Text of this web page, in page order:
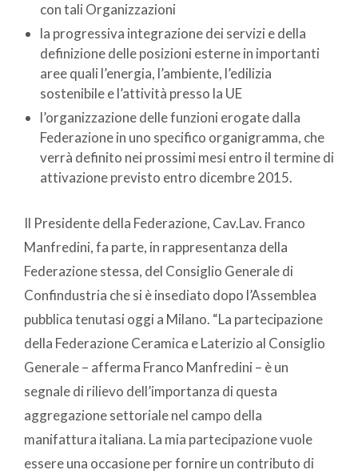
con tali Organizzazioni
la progressiva integrazione dei servizi e della
definizione delle posizioni esterne in importanti
aree quali l’energia, l’ambiente, l’edilizia
sostenibile e l’attività presso la UE
l’organizzazione delle funzioni erogate dalla
Federazione in uno specifico organigramma, che
verrà definito nei prossimi mesi entro il termine di
attivazione previsto entro dicembre 2015.
Il Presidente della Federazione, Cav.Lav. Franco
Manfredini, fa parte, in rappresentanza della
Federazione stessa, del Consiglio Generale di
Confindustria che si è insediato dopo l’Assemblea
pubblica tenutasi oggi a Milano. “La partecipazione
della Federazione Ceramica e Laterizio al Consiglio
Generale – afferma Franco Manfredini – è un
segnale di rilievo dell’importanza di questa
aggregazione settoriale nel campo della
manifattura italiana. La mia partecipazione vuole
essere una occasione per fornire un contributo di